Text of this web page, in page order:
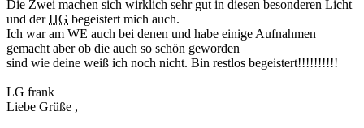
Die Zwei machen sich wirklich sehr gut in diesen besonderen Licht
und derHG begeistert mich auch.
Ich war am WE auch bei denen und habe einige Aufnahmen
gemacht aber ob die auch so schön geworden
sind wie deine weiß ich noch nicht. Bin restlos begeistert!!!!!!!!!!
LG frank
Liebe Grüße ,